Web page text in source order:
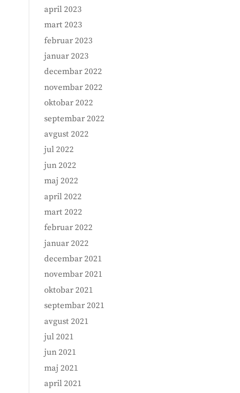
april 2023
mart 2023
februar 2023
januar 2023
decembar 2022
novembar 2022
oktobar 2022
septembar 2022
avgust 2022
jul 2022
jun 2022
maj 2022
april 2022
mart 2022
februar 2022
januar 2022
decembar 2021
novembar 2021
oktobar 2021
septembar 2021
avgust 2021
jul 2021
jun 2021
maj 2021
april 2021